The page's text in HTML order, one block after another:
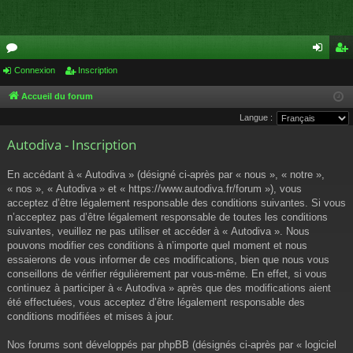
or
u
s
cri
pti
Connexion Inscription
Accueil du forum
Langue :
Autodiva - Inscription
En accédant à « Autodiva » (désigné ci-après par « nous », « notre »,
« nos », « Autodiva » et « https://www.autodiva.fr/forum »), vous
acceptez d’être légalement responsable des conditions suivantes. Si vous
n’acceptez pas d’être légalement responsable de toutes les conditions
suivantes, veuillez ne pas utiliser et accéder à « Autodiva ». Nous
pouvons modifier ces conditions à n’importe quel moment et nous
essaierons de vous informer de ces modifications, bien que nous vous
conseillons de vérifier régulièrement par vous-même. En effet, si vous
continuez à participer à « Autodiva » après que des modifications aient
été effectuées, vous acceptez d’être légalement responsable des
conditions modifiées et mises à jour.
Nos forums sont développés par phpBB (désignés ci-après par « logiciel